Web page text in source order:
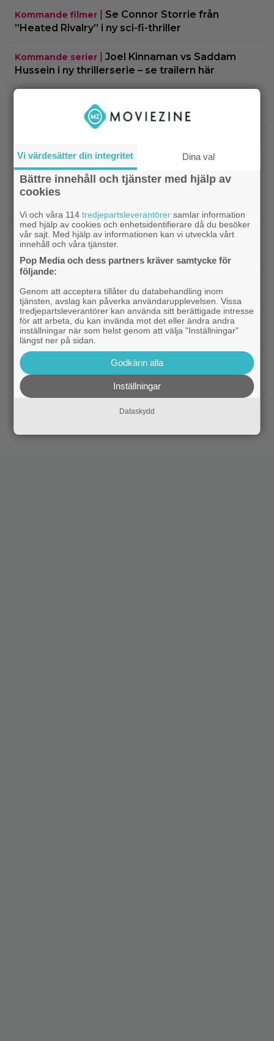
Kommande filmer
Se Connor Storrie från
”Heated Rivalry” i ny sci-fi-thriller
Kommande serier
Joel Kinnaman vs Saddam
Hussein i ny thrillerserie – se trailern här
demonregissör i internationell skräckthriller
biofloppar: ”Kommer gå bra på streaming”
Disney Plus|Sommaren blev just hetare: 2
avsnitt av ny Ryan Murphy-thriller har anlänt till
Disney+
Svensk film|På tv ikväll: Det här kan vara Kjell
Bergqvists mest sågade film
från 2015 blev en dyr flopp
TV-spel|EA tillhör Saudiarabien och Jared
Kushner nu – ”blodbad” väntar
Bioaktuellt
Biopremiär för Jackie Chans nya
actionrökare – och snart filmas uppföljaren
Filmpostern var för läskig – Warner Bros
Vi värdesätter din integritet Dina val
Bättre innehåll och tjänster med hjälp av
cookies
Vi och våra 114tredjepartsleverantörer samlar information
med hjälp av cookies och enhetsidentifierare då du besöker
vår sajt. Med hjälp av informationen kan vi utveckla vårt
innehåll och våra tjänster.
Pop Media och dess partners kräver samtycke för
följande:
Genom att acceptera tillåter du databehandling inom
tjänsten, avslag kan påverka användarupplevelsen. Vissa
tredjepartsleverantörer kan använda sitt berättigade intresse
för att arbeta, du kan invända mot det eller ändra andra
inställningar när som helst genom att välja "Inställningar"
längst ner på sidan.
Godkänn alla
Inställningar
Dataskydd